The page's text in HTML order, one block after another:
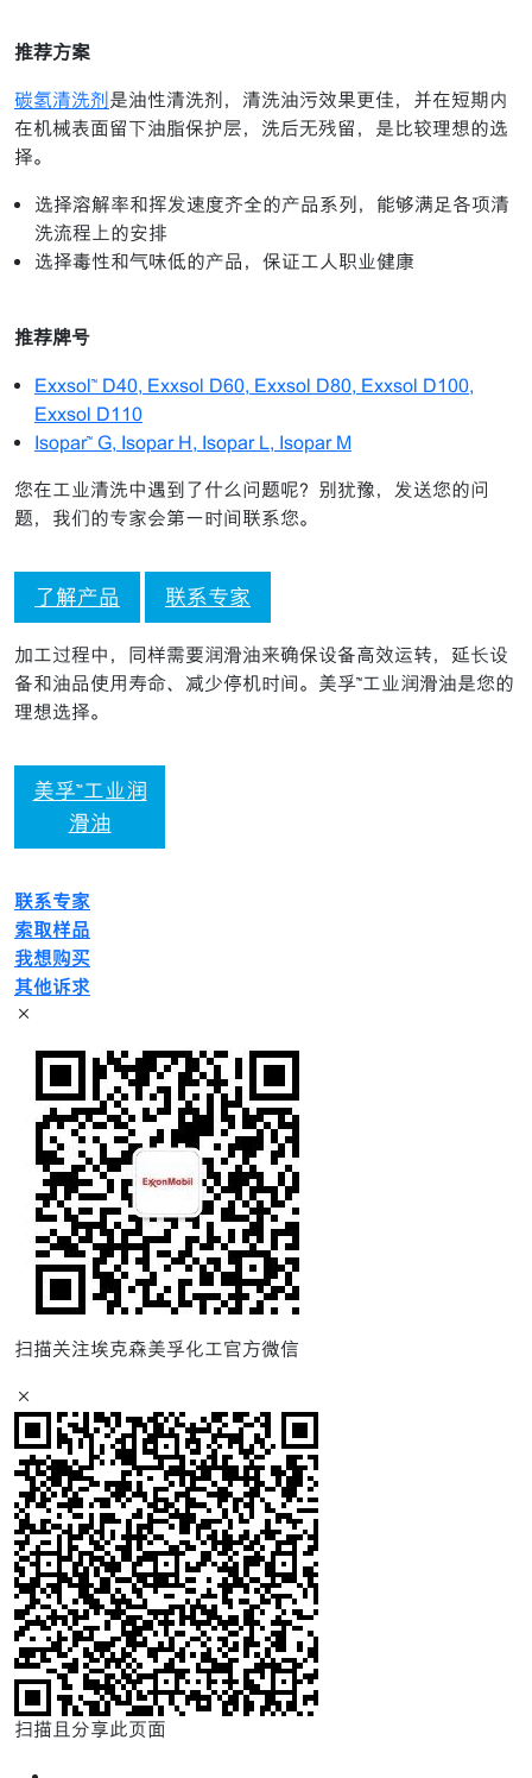
推荐方案
碳氢清洗剂 是油性清洗剂，清洗油污效果更佳，并在短期内
在机械表面留下油脂保护层，洗后无残留，是比较理想的选
择。
选择溶解率和挥发速度齐全的产品系列，能够满足各项清
洗流程上的安排
选择毒性和气味低的产品，保证工人职业健康
推荐牌号
Exxsol™ D40, Exxsol D60, Exxsol D80, Exxsol D100,
Exxsol D110
Isopar™ G, Isopar H, Isopar L, Isopar M
您在工业清洗中遇到了什么问题呢？别犹豫，发送您的问
题，我们的专家会第一时间联系您。
了解产品 联系专家
加工过程中，同样需要润滑油来确保设备高效运转，延长设
备和油品使用寿命、减少停机时间。美孚™工业润滑油是您的
理想选择。
美孚™工业润
滑油
联系专家
索取样品
我想购买
其他诉求
×
扫描关注埃克森美孚化工官方微信
×
扫描且分享此页面